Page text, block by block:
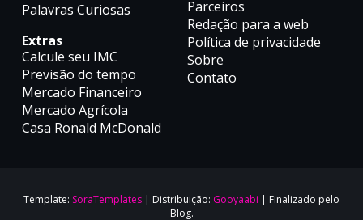
Palavras Curiosas
Extras
Calcule seu IMC
Previsão do tempo
Mercado Financeiro
Mercado Agrícola
Casa Ronald McDonald
Parceiros
Redação para a web
Política de privacidade
Sobre
Contato
Template: SoraTemplates | Distribuição: Gooyaabi | Finalizado pelo
Blog.